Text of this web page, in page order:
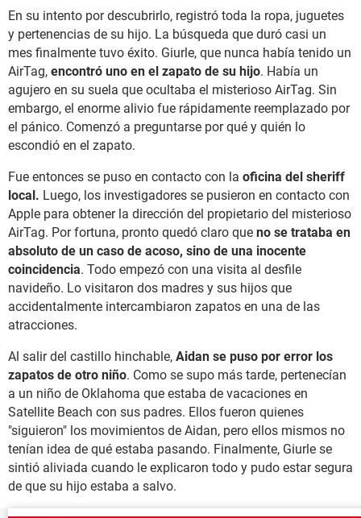
En su intento por descubrirlo, registró toda la ropa, juguetes
y pertenencias de su hijo. La búsqueda que duró casi un
mes finalmente tuvo éxito. Giurle, que nunca había tenido un
AirTag, encontró uno en el zapato de su hijo. Había un
agujero en su suela que ocultaba el misterioso AirTag. Sin
embargo, el enorme alivio fue rápidamente reemplazado por
el pánico. Comenzó a preguntarse por qué y quién lo
escondió en el zapato.
Fue entonces se puso en contacto con la oficina del sheriff
local. Luego, los investigadores se pusieron en contacto con
Apple para obtener la dirección del propietario del misterioso
AirTag. Por fortuna, pronto quedó claro que no se trataba en
absoluto de un caso de acoso, sino de una inocente
coincidencia. Todo empezó con una visita al desfile
navideño. Lo visitaron dos madres y sus hijos que
accidentalmente intercambiaron zapatos en una de las
atracciones.
Al salir del castillo hinchable, Aidan se puso por error los
zapatos de otro niño. Como se supo más tarde, pertenecían
a un niño de Oklahoma que estaba de vacaciones en
Satellite Beach con sus padres. Ellos fueron quienes
"siguieron" los movimientos de Aidan, pero ellos mismos no
tenían idea de qué estaba pasando. Finalmente, Giurle se
sintió aliviada cuando le explicaron todo y pudo estar segura
de que su hijo estaba a salvo.